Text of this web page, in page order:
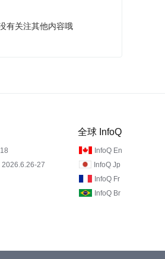
有关注其他内容哦
2026.6.26-27
全球 InfoQ
InfoQ En
InfoQ Jp
InfoQ Fr
InfoQ Br